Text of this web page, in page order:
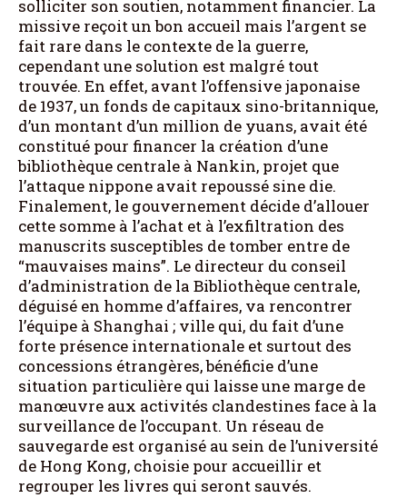
solliciter son soutien, notamment financier. La
missive reçoit un bon accueil mais l’argent se
fait rare dans le contexte de la guerre,
cependant une solution est malgré tout
trouvée. En effet, avant l’offensive japonaise
de 1937, un fonds de capitaux sino-britannique,
d’un montant d’un million de yuans, avait été
constitué pour financer la création d’une
bibliothèque centrale à Nankin, projet que
l’attaque nippone avait repoussé sine die.
Finalement, le gouvernement décide d’allouer
cette somme à l’achat et à l’exfiltration des
manuscrits susceptibles de tomber entre de
“mauvaises mains”. Le directeur du conseil
d’administration de la Bibliothèque centrale,
déguisé en homme d’affaires, va rencontrer
l’équipe à Shanghai ; ville qui, du fait d’une
forte présence internationale et surtout des
concessions étrangères, bénéficie d’une
situation particulière qui laisse une marge de
manœuvre aux activités clandestines face à la
surveillance de l’occupant. Un réseau de
sauvegarde est organisé au sein de l’université
de Hong Kong, choisie pour accueillir et
regrouper les livres qui seront sauvés.